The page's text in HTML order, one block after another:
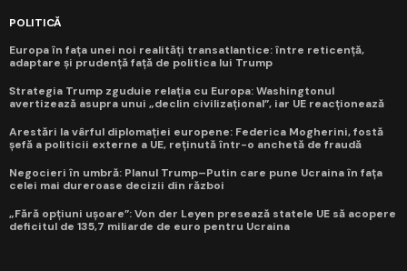
POLITICĂ
Europa în fața unei noi realități transatlantice: între reticență,
adaptare și prudență față de politica lui Trump
Strategia Trump zguduie relația cu Europa: Washingtonul
avertizează asupra unui „declin civilizațional”, iar UE reacționează
Arestări la vârful diplomației europene: Federica Mogherini, fostă
șefă a politicii externe a UE, reținută într-o anchetă de fraudă
Negocieri în umbră: Planul Trump–Putin care pune Ucraina în fața
celei mai dureroase decizii din război
„Fără opțiuni ușoare”: Von der Leyen presează statele UE să acopere
deficitul de 135,7 miliarde de euro pentru Ucraina